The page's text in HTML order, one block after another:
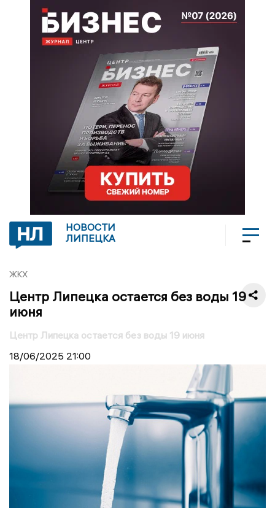
НОВОСТИ
ЛИПЕЦКА
ЖКХ
Центр Липецка остается без воды 19
июня
Центр Липецка остается без воды 19 июня
18/06/2025 21:00